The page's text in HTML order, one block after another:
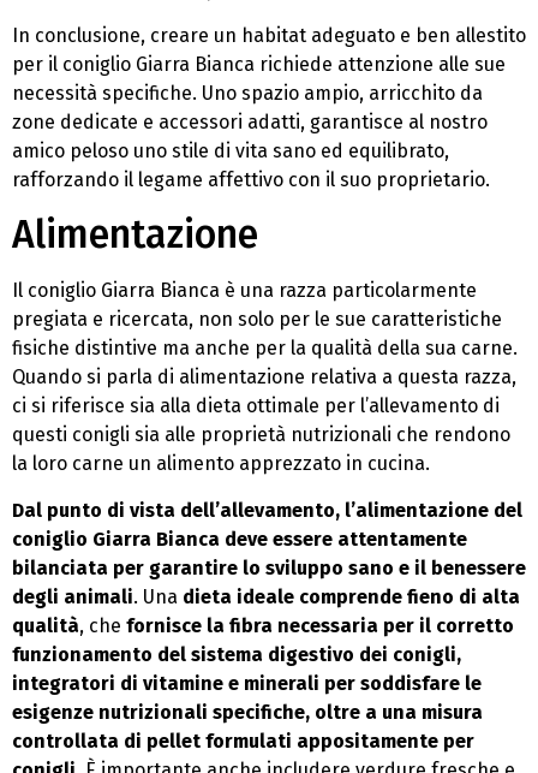
In conclusione, creare un habitat adeguato e ben allestito
per il coniglio Giarra Bianca richiede attenzione alle sue
necessità specifiche. Uno spazio ampio, arricchito da
zone dedicate e accessori adatti, garantisce al nostro
amico peloso uno stile di vita sano ed equilibrato,
rafforzando il legame affettivo con il suo proprietario.
Alimentazione
Il coniglio Giarra Bianca è una razza particolarmente
pregiata e ricercata, non solo per le sue caratteristiche
fisiche distintive ma anche per la qualità della sua carne.
Quando si parla di alimentazione relativa a questa razza,
ci si riferisce sia alla dieta ottimale per l’allevamento di
questi conigli sia alle proprietà nutrizionali che rendono
la loro carne un alimento apprezzato in cucina.
Dal punto di vista dell’allevamento, l’alimentazione del
coniglio Giarra Bianca deve essere attentamente
bilanciata per garantire lo sviluppo sano e il benessere
degli animali. Una dieta ideale comprende fieno di alta
qualità, che fornisce la fibra necessaria per il corretto
funzionamento del sistema digestivo dei conigli,
integratori di vitamine e minerali per soddisfare le
esigenze nutrizionali specifiche, oltre a una misura
controllata di pellet formulati appositamente per